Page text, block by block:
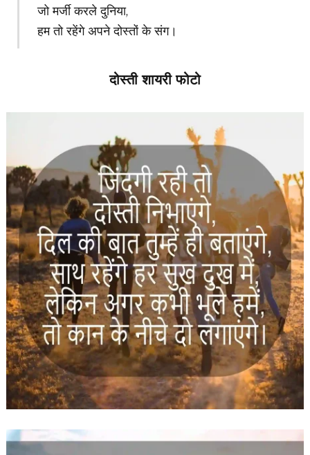
जो मर्जी करले दुनिया,
हम तो रहेंगे अपने दोस्तों के संग।
दोस्ती शायरी फोटो